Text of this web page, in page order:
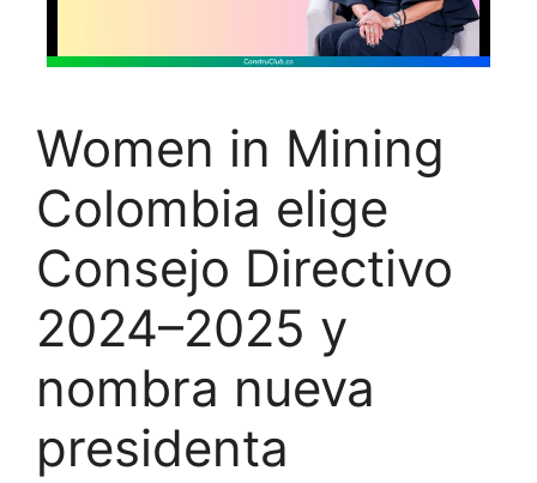
Women in Mining
Colombia elige
Consejo Directivo
2024–2025 y
nombra nueva
presidenta